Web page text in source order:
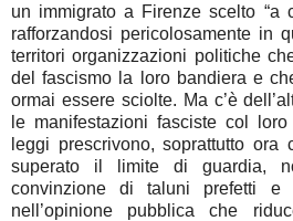
un immigrato a Firenze scelto “a
rafforzandosi pericolosamente in
territori organizzazioni politiche
del fascismo la loro bandiera e
ormai essere sciolte. Ma c’è
le manifestazioni fasciste col
leggi prescrivono, soprattutto ora
superato il limite di guardia,
convinzione di taluni prefetti e
nell’opinione pubblica che